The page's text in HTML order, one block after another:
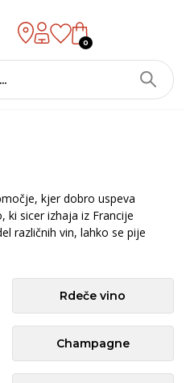
0
kjer dobro uspeva
sicer izhaja iz Francije
različnih vin, lahko se pije
Rdeče vino
Champagne